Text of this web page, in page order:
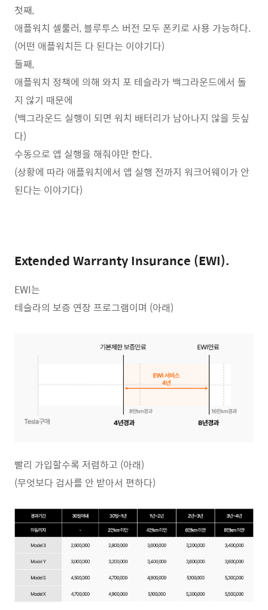
첫째,
애플워치 셀룰러, 블루투스 버전 모두 폰키로 사용 가능하다.
(어떤 애플워치든 다 된다는 이야기다)
둘째,
애플워치 정책에 의해 와치 포 테슬라가 백그라운드에서 돌
지 않기 때문에
(백그라운드 실행이 되면 워치 배터리가 남아나지 않을 듯싶
다)
수동으로 앱 실행을 해줘야만 한다.
(상황에 따라 애플워치에서 앱 실행 전까지 워크어웨이가 안
된다는 이야기다)
Extended Warranty Insurance (EWI).
EWI는
테슬라의 보증 연장 프로그램이며 (아래)
빨리 가입할수록 저렴하고 (아래)
(무엇보다 검사를 안 받아서 편하다)